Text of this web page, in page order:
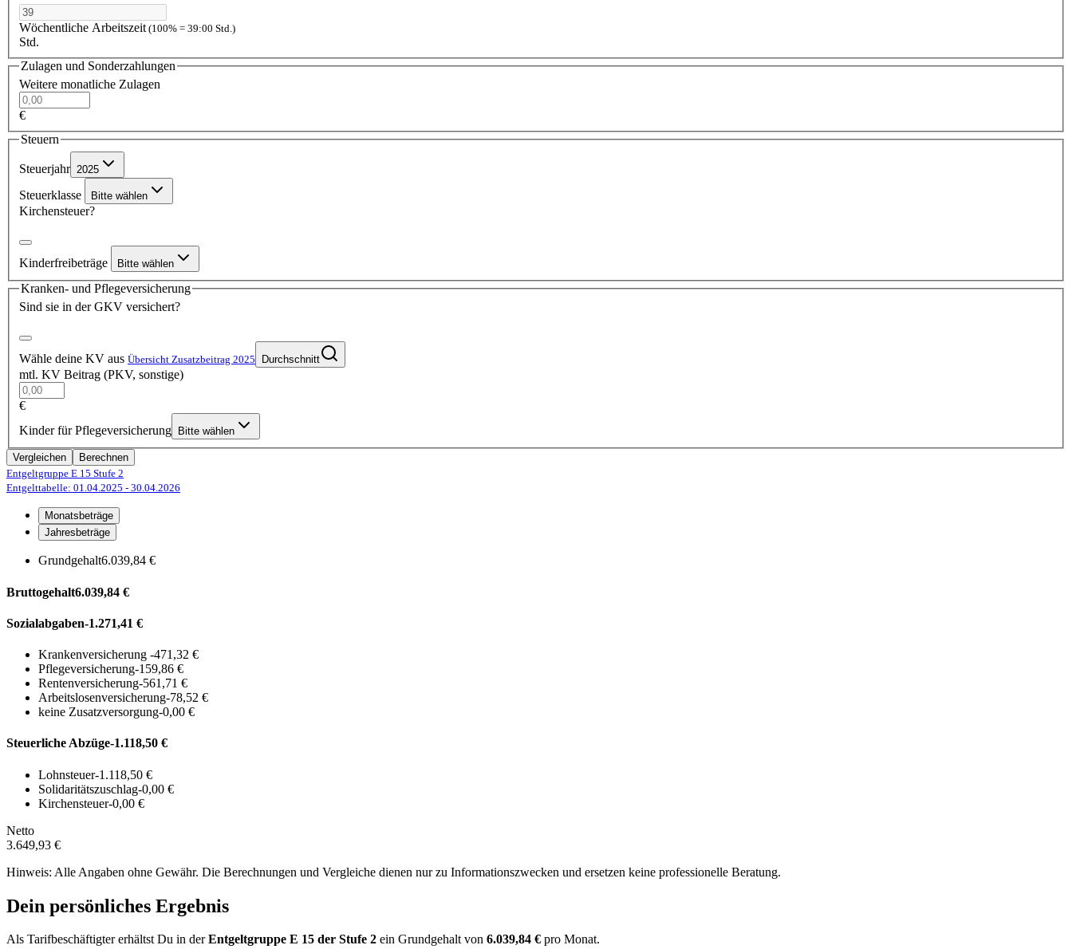
Wöchentliche Arbeitszeit (100% = 39:00 Std.)
Std.
Zulagen und Sonderzahlungen
Weitere monatliche Zulagen
€
Steuern
Steuerjahr 2025
Steuerklasse Bitte wählen
Kirchensteuer?
Kinderfreibeträge Bitte wählen
Kranken- und Pflegeversicherung
Sind sie in der GKV versichert?
Wähle deine KV aus Übersicht Zusatzbeitrag 2025 Durchschnitt
mtl. KV Beitrag (PKV, sonstige)
€
Kinder für Pflegeversicherung
Bitte wählen
Vergleichen
Berechnen
Entgeltgruppe E 15 Stufe 2
Entgelttabelle: 01.04.2025 - 30.04.2026
Monatsbeträge
Jahresbeträge
Grundgehalt6.039,84 €
Bruttogehalt6.039,84 €
Sozialabgaben-1.271,41 €
Krankenversicherung -471,32 €
Pflegeversicherung-159,86 €
Rentenversicherung-561,71 €
Arbeitslosenversicherung-78,52 €
keine Zusatzversorgung-0,00 €
Steuerliche Abzüge-1.118,50 €
Lohnsteuer-1.118,50 €
Solidaritätszuschlag-0,00 €
Kirchensteuer-0,00 €
Netto
3.649,93 €
Hinweis: Alle Angaben ohne Gewähr. Die Berechnungen und Vergleiche dienen nur zu Informationszwecken und ersetzen keine professionelle Beratung.
Dein persönliches Ergebnis
Als Tarifbeschäftigter erhältst Du in derEntgeltgruppe E 15 der Stufe 2 ein Grundgehalt von 6.039,84 € pro Monat.